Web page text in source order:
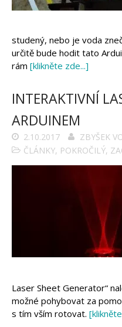
studený, nebo je voda
určitě bude hodit tato
rám [klikněte zde...]
INTERAKTIVNÍ
ARDUINEM
2.10.2017
ZBYŠEK
ČLÁNKY, POKROČILÝ,
Laser Sheet Generator“
možné pohybovat za
s tím vším rotovat.